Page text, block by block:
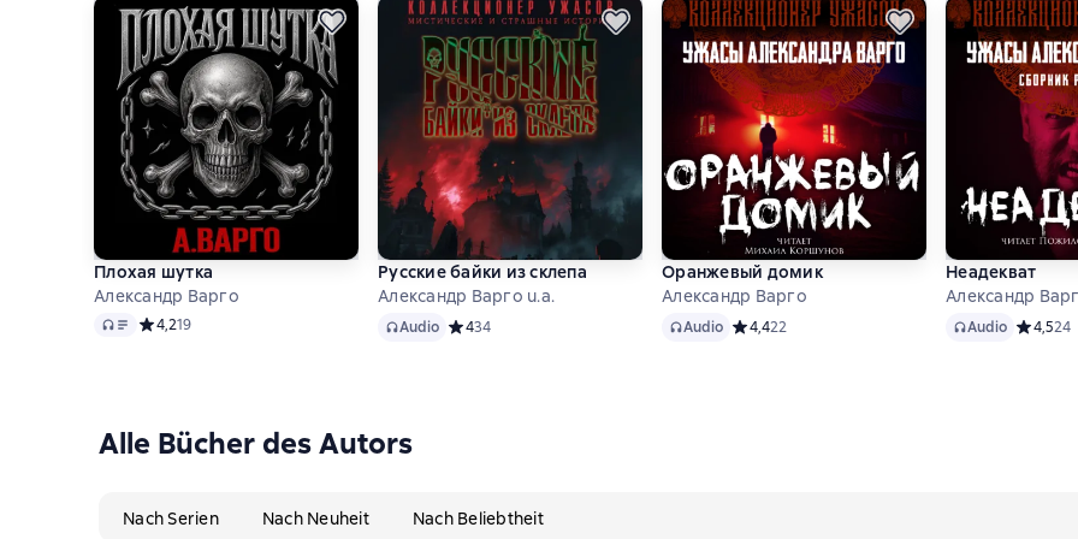
Плохая шутка
Александр Варго
Audio Средний рейтинг 4,2 на основе 19 оценок
4,219
Русские байки из склепа
Александр Варго u.a.
AudioAudio Средний рейтинг 4 на основе 34 оценок
434
Оранжевый домик
Александр Варго
AudioAudio Средний рейтинг 4,4 на основе 22 оценок
4,422
Неадекват
Александр
AudioAudio 4,524
Alle Bücher des Autors
Nach Serien Nach Neuheit Nach Beliebtheit